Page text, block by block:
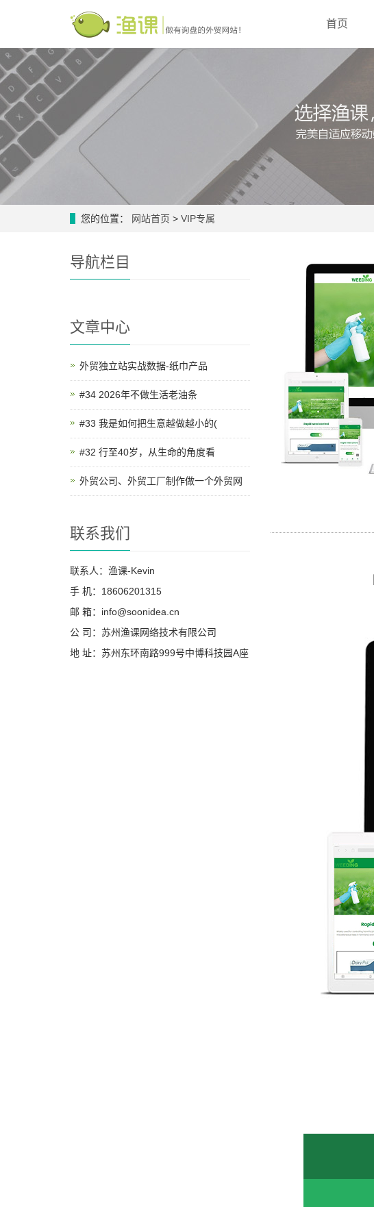
首页
您的位置： 网站首页 > VIP专属
导航栏目
文章中心
外贸独立站实战数据-纸巾产品
#34 2026年不做生活老油条
#33 我是如何把生意越做越小的(
#32 行至40岁，从生命的角度看
外贸公司、外贸工厂制作做一个外贸网
联系我们
联系人：渔课-Kevin
手 机：18606201315
邮 箱：info@soonidea.cn
公 司：苏州渔课网络技术有限公司
地 址：苏州东环南路999号中博科技园A座